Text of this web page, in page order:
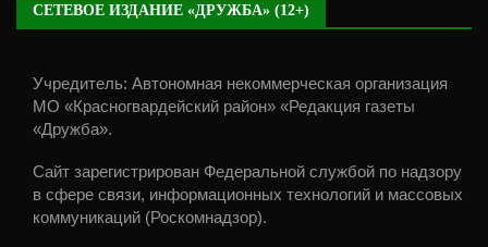
СЕТЕВОЕ ИЗДАНИЕ «ДРУЖБА» (12+)
Учредитель: Автономная некоммерческая организация
МО «Красногвардейский район» «Редакция газеты
«Дружба».
Сайт зарегистрирован Федеральной службой по надзору
в сфере связи, информационных технологий и массовых
коммуникаций (Роскомнадзор).